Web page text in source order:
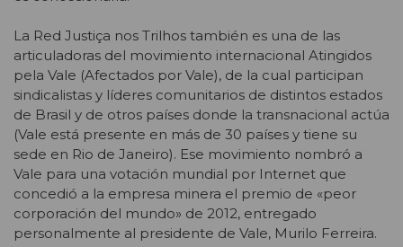
La Red Justiça nos Trilhos también es una de las
articuladoras del movimiento internacional Atingidos
pela Vale (Afectados por Vale), de la cual participan
sindicalistas y líderes comunitarios de distintos estados
de Brasil y de otros países donde la transnacional actúa
(Vale está presente en más de 30 países y tiene su
sede en Rio de Janeiro). Ese movimiento nombró a
Vale para una votación mundial por Internet que
concedió a la empresa minera el premio de «peor
corporación del mundo» de 2012, entregado
personalmente al presidente de Vale, Murilo Ferreira.